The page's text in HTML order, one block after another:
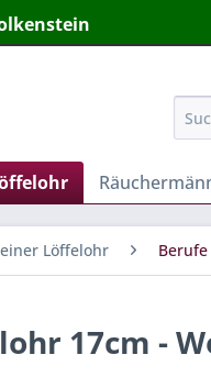
Löffelohr Berufe
17cm -